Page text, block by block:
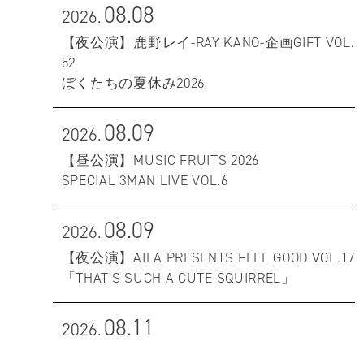
2026.08.08
【夜公演】鹿野レイ-RAY KANO-企画GIFT VOL.
52
ぼくたちの夏休み2026
2026.08.09
【昼公演】MUSIC FRUITS 2026
SPECIAL 3MAN LIVE VOL.6
2026.08.09
【夜公演】AILA PRESENTS FEEL GOOD VOL.17
「THAT'S SUCH A CUTE SQUIRREL」
2026.08.11